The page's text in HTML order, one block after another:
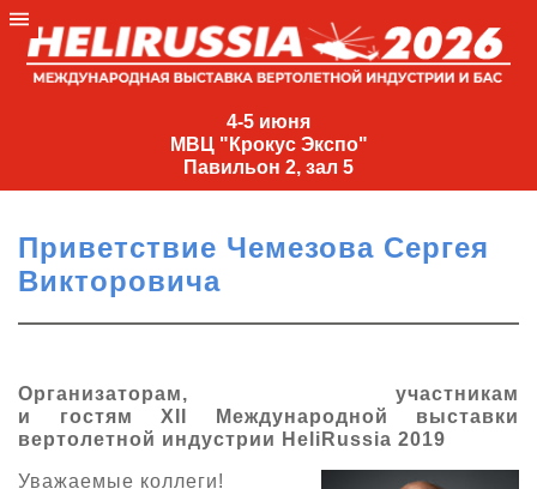
4-5 июня
МВЦ "Крокус Экспо"
Павильон 2, зал 5
4-
МВЦ
Экспо"
Павильон
2,
5
+7
(495)
Приветствие Чемезова Сергея
Викторовича
Организаторам, участникам
и гостям XII
Международной выставки
вертолетной индустрии HeliRussia 2019
Уважаемые коллеги!